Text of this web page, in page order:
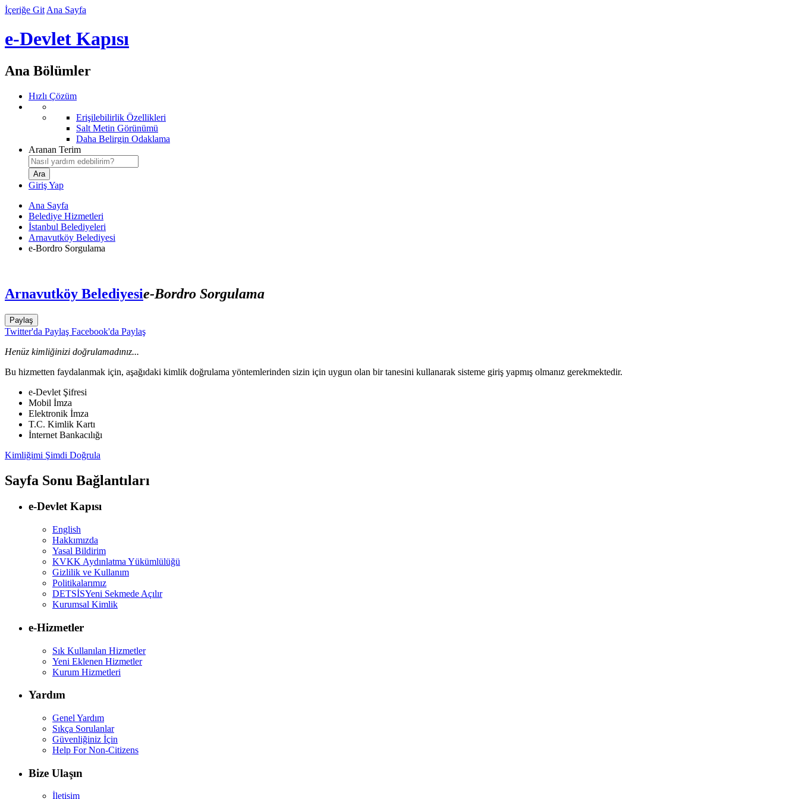
İçeriğe Git Ana Sayfa
e-Devlet Kapısı
Ana Bölümler
Hızlı Çözüm
Erişilebilirlik Özellikleri
Salt Metin Görünümü
Daha Belirgin Odaklama
Aranan Terim
Giriş Yap
Ana Sayfa
Belediye Hizmetleri
İstanbul Belediyeleri
Arnavutköy Belediyesi
e-Bordro Sorgulama
Arnavutköy Belediyesie-Bordro Sorgulama
Paylaş
Twitter'da Paylaş Facebook'da Paylaş
Henüz kimliğinizi doğrulamadınız...
Bu hizmetten faydalanmak için, aşağıdaki kimlik doğrulama yöntemlerinden sizin için uygun olan bir tanesini kullanarak sisteme giriş yapmış olmanız gerekmektedir.
e-Devlet Şifresi
Mobil İmza
Elektronik İmza
T.C. Kimlik Kartı
İnternet Bankacılığı
Kimliğimi Şimdi Doğrula
Sayfa Sonu Bağlantıları
e-Devlet Kapısı
English
Hakkımızda
Yasal Bildirim
KVKK Aydınlatma Yükümlülüğü
Gizlilik ve Kullanım
Politikalarımız
DETSİSYeni Sekmede Açılır
Kurumsal Kimlik
e-Hizmetler
Sık Kullanılan Hizmetler
Yeni Eklenen Hizmetler
Kurum Hizmetleri
Yardım
Genel Yardım
Sıkça Sorulanlar
Güvenliğiniz İçin
Help For Non-Citizens
Bize Ulaşın
İletişim